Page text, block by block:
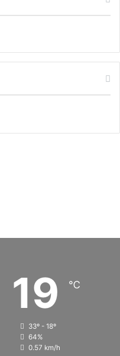
19 ℃
33º - 18º
64%
0.57 km/h